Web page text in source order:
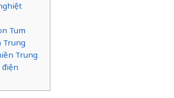
Tum
Trung
Trung
điện